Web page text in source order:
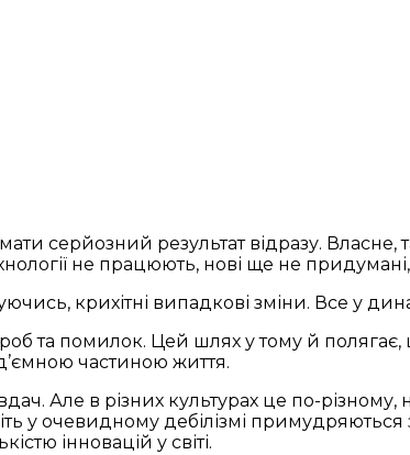
серйозний результат відразу. Власне,
не працюють, нові ще не
крихітні випадкові зміни. Все у
та помилок. Цей шлях у тому й
частиною життя.
Але в різних культурах це по-різному,
у очевидному дебілізмі
інновацій у світі.